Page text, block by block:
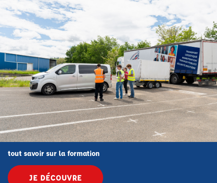
tout savoir sur la formation
JE DÉCOUVRE